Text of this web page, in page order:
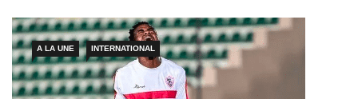
A LA UNE INTERNATIONAL